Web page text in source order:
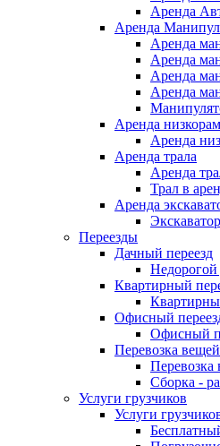
Аренда
Аренда
Аренда
Аренда
Аренда
Аренда
Аренда
Аренда
Аренда трала
Аренда
Трал в
Аренда
Переезды
Дачный переезд
Недорогой
Квартирный
Офисный
Офисный
Перевозка вещей
Перевозка
Сборка -
Услуги грузчиков
Услуги